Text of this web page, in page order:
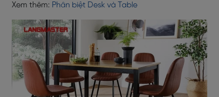
Xem thêm: Phân biệt Desk và Table